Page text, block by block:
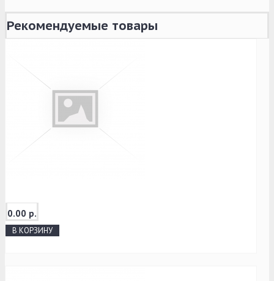
Рекомендуемые товары
0.00 р.
В КОРЗИНУ